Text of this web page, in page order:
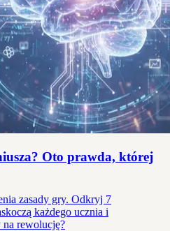
Oto prawda, której
zasady gry. Odkryj 7
każdego ucznia i
na rewolucję?